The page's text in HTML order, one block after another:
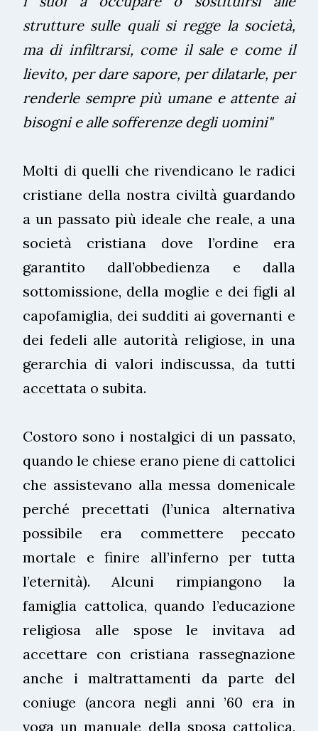
strutture sulle quali si regge la società,
ma di infiltrarsi, come il sale e come il
lievito, per dare sapore, per dilatarle, per
renderle sempre più umane e attente ai
bisogni e alle sofferenze degli uomini"
Molti di quelli che rivendicano le radici
cristiane della nostra civiltà guardando
a un passato più ideale che reale, a una
società cristiana dove l’ordine era
garantito dall’obbedienza e dalla
sottomissione, della moglie e dei figli al
capofamiglia, dei sudditi ai governanti e
dei fedeli alle autorità religiose, in una
gerarchia di valori indiscussa, da tutti
accettata o subita.
Costoro sono i nostalgici di un passato,
quando le chiese erano piene di cattolici
che assistevano alla messa domenicale
perché precettati (l’unica alternativa
possibile era commettere peccato
mortale e finire all’inferno per tutta
l’eternità). Alcuni rimpiangono la
famiglia cattolica, quando l’educazione
religiosa alle spose le invitava ad
accettare con cristiana rassegnazione
anche i maltrattamenti da parte del
coniuge (ancora negli anni ’60 era in
voga un manuale della sposa cattolica,